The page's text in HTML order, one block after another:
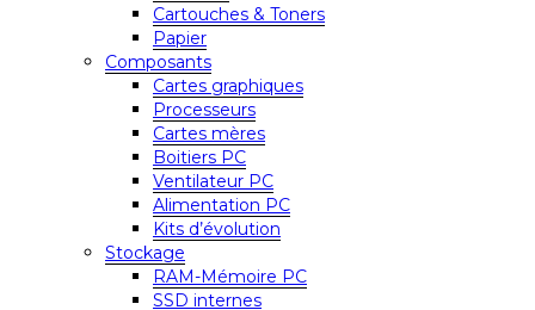
Cartouches & Toners
Papier
Composants
Cartes graphiques
Processeurs
Cartes mères
Boitiers PC
Ventilateur PC
Alimentation PC
Kits d’évolution
Stockage
RAM-Mémoire PC
SSD internes